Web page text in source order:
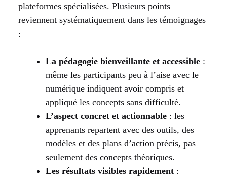
plateformes spécialisées. Plusieurs points
reviennent systématiquement dans les témoignages
:
La pédagogie bienveillante et accessible :
même les participants peu à l’aise avec le
numérique indiquent avoir compris et
appliqué les concepts sans difficulté.
L’aspect concret et actionnable : les
apprenants repartent avec des outils, des
modèles et des plans d’action précis, pas
seulement des concepts théoriques.
Les résultats visibles rapidement :